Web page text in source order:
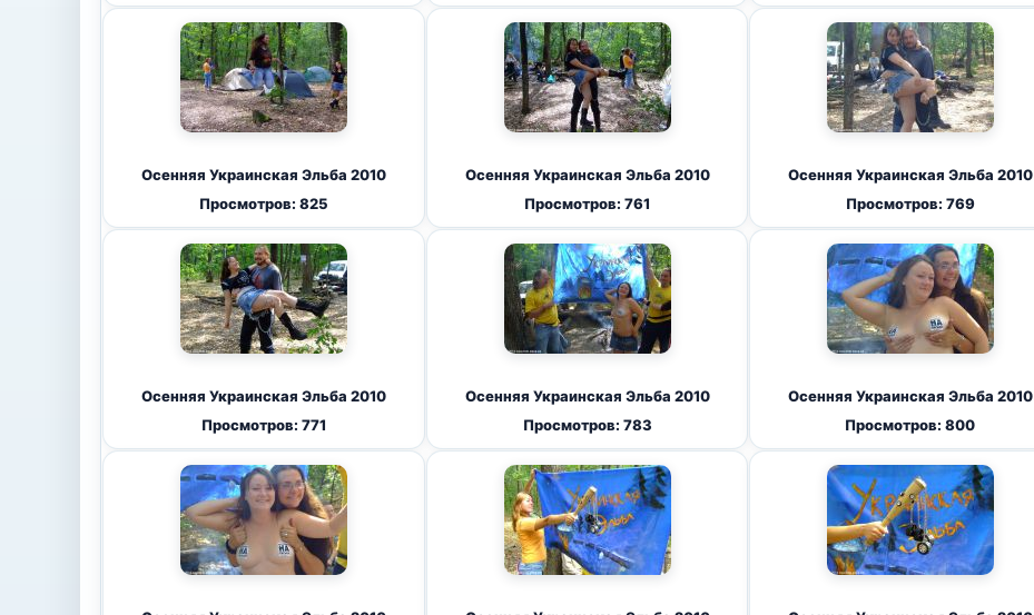
Осенняя Украинская Эльба 2010
Просмотров: 825
Осенняя Украинская Эльба 2010
Просмотров: 761
Осенняя Украинская Эльба 2010
Просмотров: 769
Осенняя Украинская Эльба 2010
Просмотров: 771
Осенняя Украинская Эльба 2010
Просмотров: 783
Осенняя Украинская Эльба 2010
Просмотров: 800